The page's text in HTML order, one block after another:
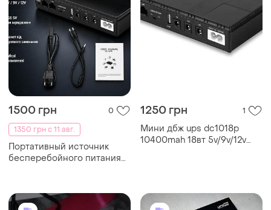
1500 грн
0
1350 грн с 11 авг.
Портативный источник
бесперебойного питания
wifi
1250 грн 1
Мини дбж ups dc1018p
10400mah 18вт 5v/9v/12v